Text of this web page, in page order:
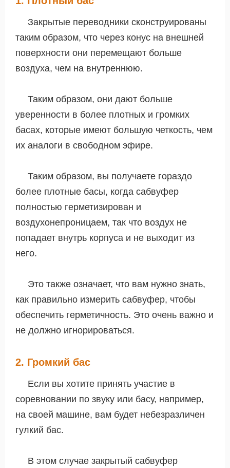
Закрытые переводники сконструированы
таким образом, что через конус на внешней
поверхности они перемещают больше
воздуха, чем на внутреннюю.
Таким образом, они дают больше
уверенности в более плотных и громких
басах, которые имеют большую четкость, чем
их аналоги в свободном эфире.
Таким образом, вы получаете гораздо
более плотные басы, когда сабвуфер
полностью герметизирован и
воздухонепроницаем, так что воздух не
попадает внутрь корпуса и не выходит из
него.
Это также означает, что вам нужно знать,
как правильно измерить сабвуфер, чтобы
обеспечить герметичность. Это очень важно и
не должно игнорироваться.
2. Громкий бас
Если вы хотите принять участие в
соревновании по звуку или басу, например,
на своей машине, вам будет небезразличен
гулкий бас.
В этом случае закрытый сабвуфер